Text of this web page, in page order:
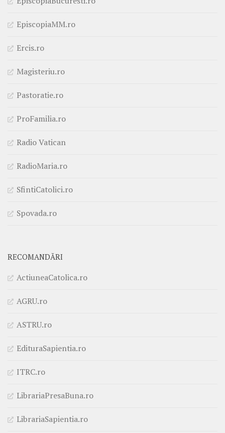
EpiscopiaMM.ro
Ercis.ro
Magisteriu.ro
Pastoratie.ro
ProFamilia.ro
Radio Vatican
RadioMaria.ro
SfintiCatolici.ro
Spovada.ro
RECOMANDĂRI
ActiuneaCatolica.ro
AGRU.ro
ASTRU.ro
EdituraSapientia.ro
ITRC.ro
LibrariaPresaBuna.ro
LibrariaSapientia.ro